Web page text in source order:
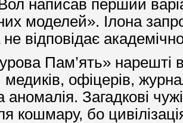
написав перший
моделей». Ілона
відповідає
Пам’ять» нарешті
медиків, офіцерів,
аномалія. Загадкові
кошмару, бо